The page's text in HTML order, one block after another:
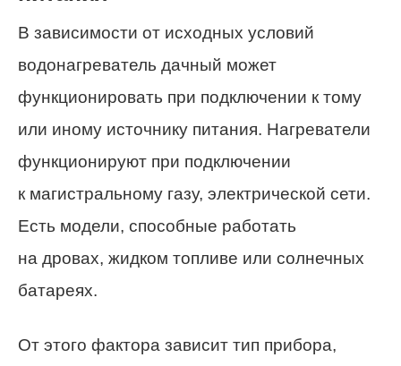
В зависимости от исходных условий
водонагреватель дачный может
функционировать при подключении к тому
или иному источнику питания. Нагреватели
функционируют при подключении
к магистральному газу, электрической сети.
Есть модели, способные работать
на дровах, жидком топливе или солнечных
батареях.
От этого фактора зависит тип прибора,